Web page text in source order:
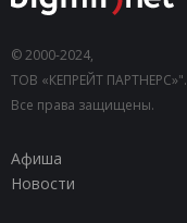
© 2000-2024,
ТОВ «КЕПРЕЙТ ПАРТНЕРС»".
Все права защищены.
Афиша
Новости